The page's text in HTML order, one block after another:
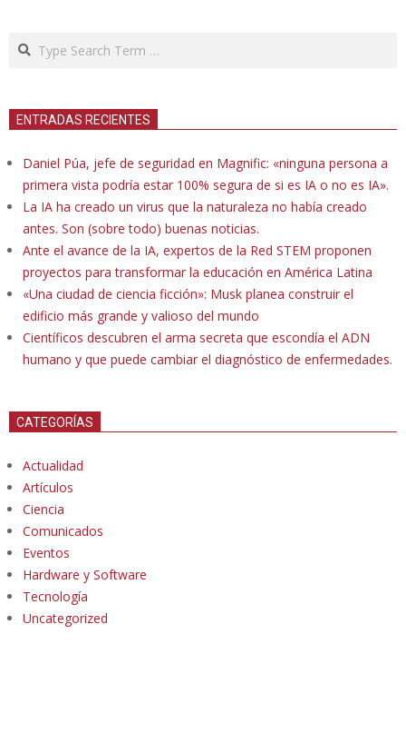
Search
ENTRADAS RECIENTES
Daniel Púa, jefe de seguridad en Magnific: «ninguna persona a
primera vista podría estar 100% segura de si es IA o no es IA».
La IA ha creado un virus que la naturaleza no había creado
antes. Son (sobre todo) buenas noticias.
Ante el avance de la IA, expertos de la Red STEM proponen
proyectos para transformar la educación en América Latina
«Una ciudad de ciencia ficción»: Musk planea construir el
edificio más grande y valioso del mundo
Científicos descubren el arma secreta que escondía el ADN
humano y que puede cambiar el diagnóstico de enfermedades.
CATEGORÍAS
Actualidad
Artículos
Ciencia
Comunicados
Eventos
Hardware y Software
Tecnología
Uncategorized